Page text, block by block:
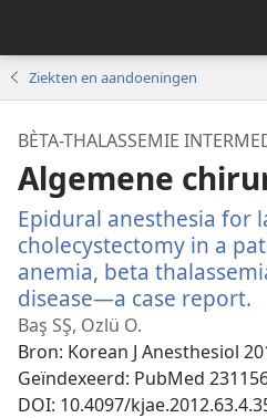
Ziekten en aandoeningen
BÈTA-THALASSEMIE
Algemene
Epidural anesthesia for
cholecystectomy in a
anemia, beta
disease—a case report.
Baş SŞ, Ozlü O.
Bron‎: Korean J Anesthesiol
Geïndexeerd‎: PubMed
DOI‎: 10.4097/